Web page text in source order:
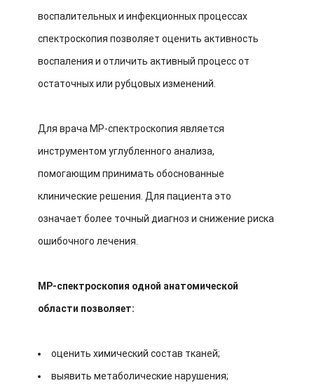
воспалительных и инфекционных процессах
спектроскопия позволяет оценить активность
воспаления и отличить активный процесс от
остаточных или рубцовых изменений.
Для врача МР-спектроскопия является
инструментом углубленного анализа,
помогающим принимать обоснованные
клинические решения. Для пациента это
означает более точный диагноз и снижение риска
ошибочного лечения.
МР-спектроскопия одной анатомической
области позволяет:
оценить химический состав тканей;
выявить метаболические нарушения;